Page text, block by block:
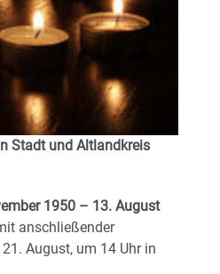
Stadt und Altlandkreis
1950 – 13. August
anschließender
August, um 14 Uhr in